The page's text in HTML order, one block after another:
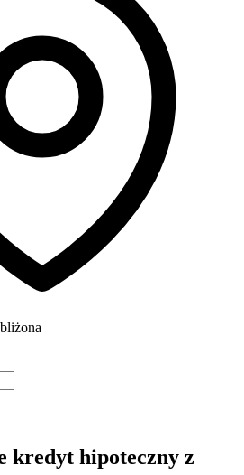
kredyt hipoteczny z